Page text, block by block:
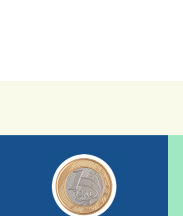
mostrando tudo o que fizemos com a
sua ajuda somada a de outras pessoas.
saiba mais